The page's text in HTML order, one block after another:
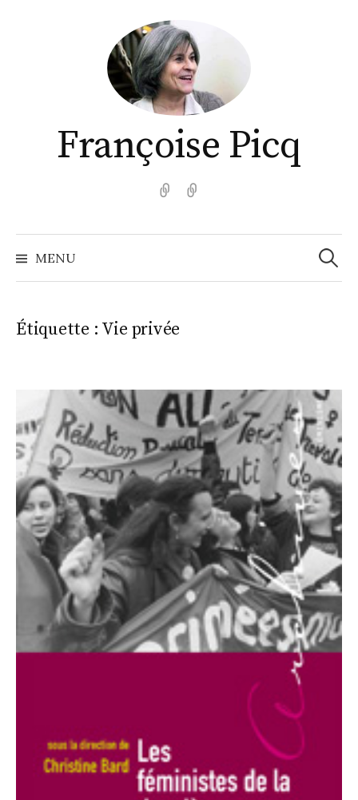
Françoise Picq
English
MENU
Étiquette : Vie privée